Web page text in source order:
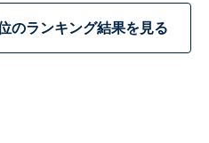
のランキング結果を見る